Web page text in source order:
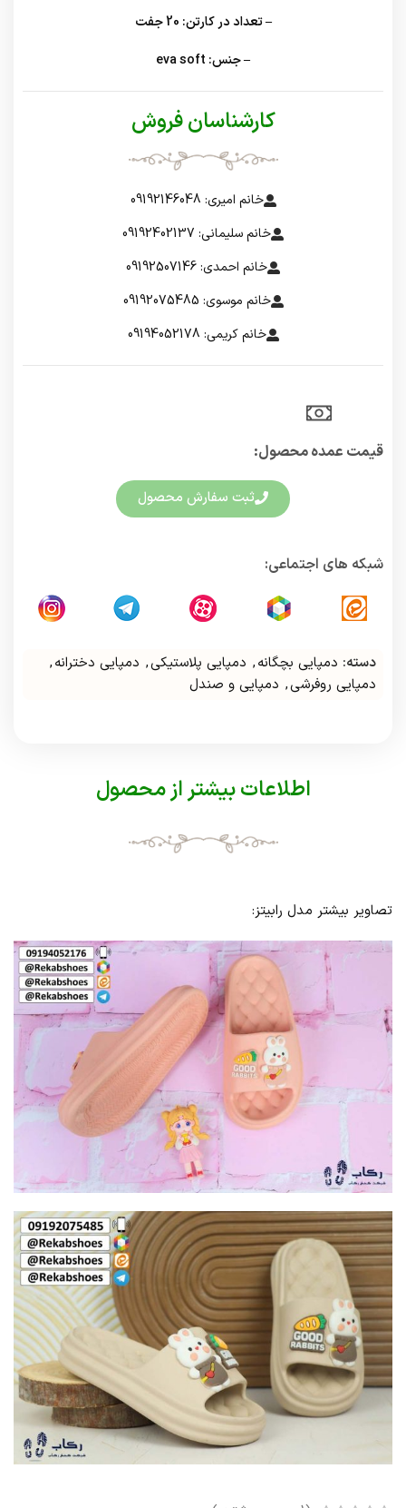
– تعداد در کارتن: 20 جفت
– جنس: eva soft
کارشناسان فروش
خانم امیری: 09192146048
خانم سلیمانی: 09192402137
خانم احمدی: 09192507146
خانم موسوی: 09192075485
خانم کریمی: 09194052178
قیمت عمده محصول:​
ثبت سفارش محصول
شبکه های اجتماعی:
دسته: دمپایی بچگانه, دمپایی پلاستیکی, دمپایی دخترانه,
دمپایی روفرشی, دمپایی و صندل
اطلاعات بیشتر از محصول
تصاویر بیشتر مدل رابیتز: